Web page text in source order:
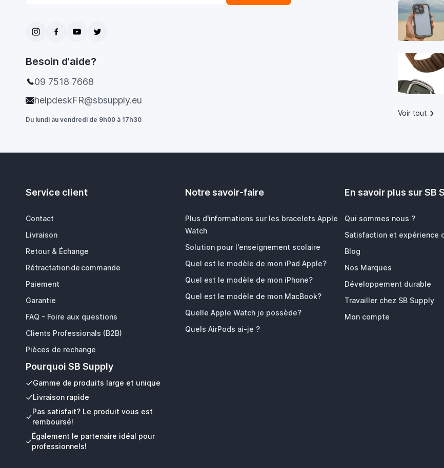
Besoin d'aide?
09 7518 7668
helpdeskFR@sbsupply.eu
Du lundi au vendredi de 9h00 à 17h30
Voir tout
Service client
Contact
Livraison
Retour & Échange
Rétractation de commande
Paiement
Garantie
FAQ - Foire aux questions
Clients Professionals (B2B)
Pièces de rechange
Pourquoi SB Supply
Gamme de produits large et unique
Livraison rapide
Pas satisfait? Le produit vous est
remboursé!
Également le partenaire idéal pour
professionnels!
Notre savoir-faire
Plus d'informations sur les bracelets Apple
Watch
Solution pour l'enseignement scolaire
Quel est le modèle de mon iPad Apple?
Quel est le modèle de mon iPhone?
Quel est le modèle de mon MacBook?
Quelle Apple Watch je possède?
Quels AirPods ai-je ?
En savoir plus sur SB
Qui sommes nous ?
Satisfaction et expérience
Blog
Nos Marques
Développement durable
Travailler chez SB Supply
Mon compte